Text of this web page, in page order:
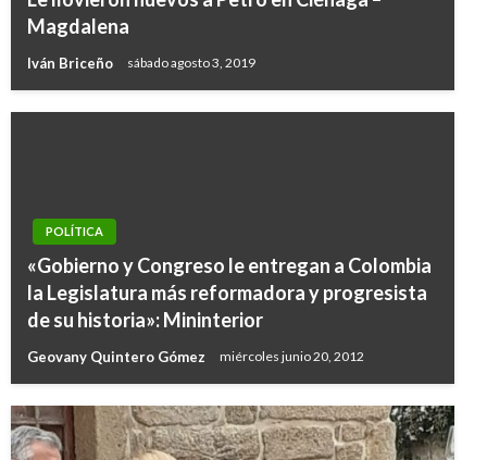
Magdalena
Iván Briceño sábado agosto 3, 2019
POLÍTICA
«Gobierno y Congreso le entregan a Colombia
la Legislatura más reformadora y progresista
de su historia»: Mininterior
Geovany Quintero Gómez miércoles junio 20, 2012